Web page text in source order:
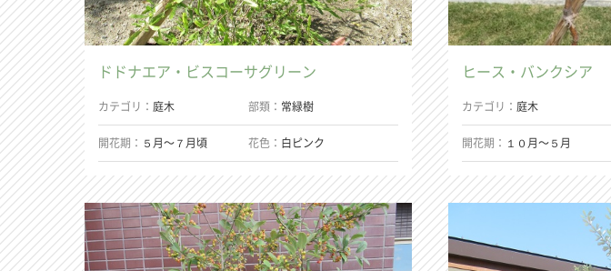
ドドナエア・ビスコーサグリーン
カテゴリ 庭木 部類 常緑樹
開花期 ５月〜７月頃 花色 白ピンク
ヒース・バンクシア
カテゴリ 庭木
開花期 １０月〜５月